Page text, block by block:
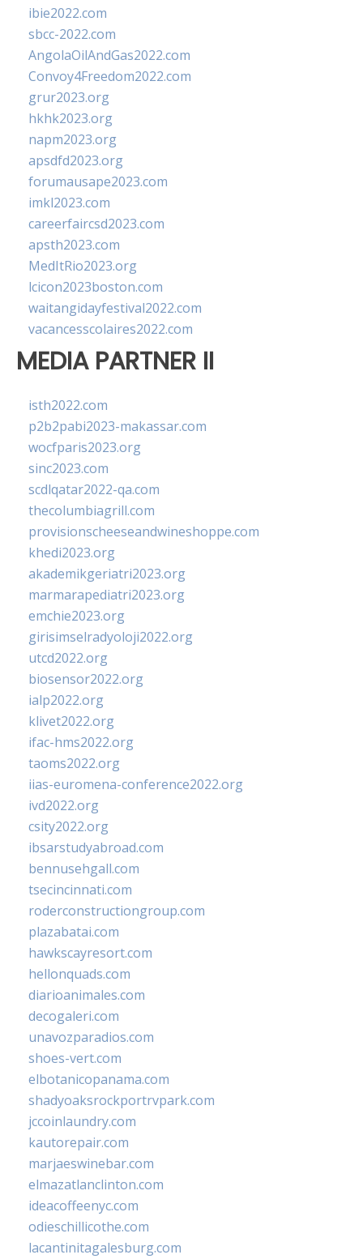
ibie2022.com
sbcc-2022.com
AngolaOilAndGas2022.com
Convoy4Freedom2022.com
grur2023.org
hkhk2023.org
napm2023.org
apsdfd2023.org
forumausape2023.com
imkl2023.com
careerfaircsd2023.com
apsth2023.com
MedItRio2023.org
lcicon2023boston.com
waitangidayfestival2022.com
vacancesscolaires2022.com
MEDIA PARTNER II
isth2022.com
p2b2pabi2023-makassar.com
wocfparis2023.org
sinc2023.com
scdlqatar2022-qa.com
thecolumbiagrill.com
provisionscheeseandwineshoppe.com
khedi2023.org
akademikgeriatri2023.org
marmarapediatri2023.org
emchie2023.org
girisimselradyoloji2022.org
utcd2022.org
biosensor2022.org
ialp2022.org
klivet2022.org
ifac-hms2022.org
taoms2022.org
iias-euromena-conference2022.org
ivd2022.org
csity2022.org
ibsarstudyabroad.com
bennusehgall.com
tsecincinnati.com
roderconstructiongroup.com
plazabatai.com
hawkscayresort.com
hellonquads.com
diarioanimales.com
decogaleri.com
unavozparadios.com
shoes-vert.com
elbotanicopanama.com
shadyoaksrockportrvpark.com
jccoinlaundry.com
kautorepair.com
marjaeswinebar.com
elmazatlanclinton.com
ideacoffeenyc.com
odieschillicothe.com
lacantinitagalesburg.com